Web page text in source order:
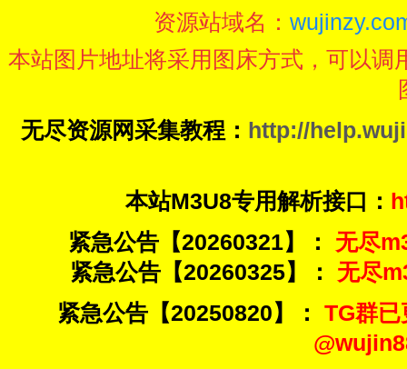
资源站域名：
本站图片地址将采用图床方式，可以
无尽资源网采集教程： http://
本站M3U8专用解析接口：
紧急公告【20260321】：
无尽
紧急公告【20260325】：
无尽
紧急公告【20250820】：
TG群